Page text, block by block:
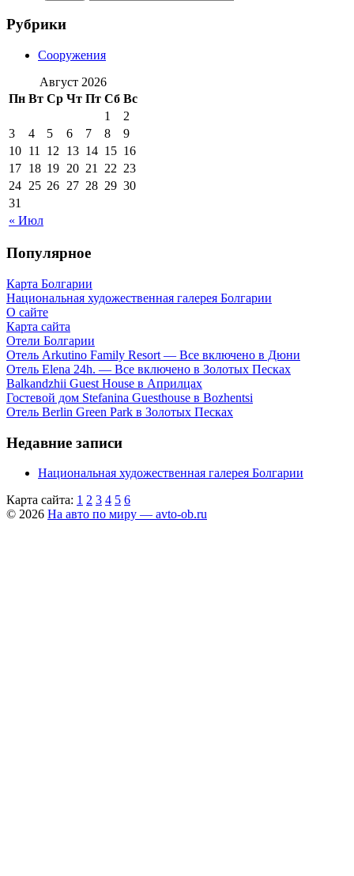
Рубрики
Сооружения
Август 2026
Пн Вт Ср Чт Пт Сб Вс
« Июл
1
2
3
4 5 6 7 8
9
10 11 12 13 14 15 16
17 18 19 20 21 22 23
24 25 26 27 28 29 30
31
Популярное
Карта Болгарии
Национальная художественная галерея Болгарии
О сайте
Карта сайта
Отели Болгарии
Отель Arkutino Family Resort — Все включено в Дюни
Отель Elena 24h. — Все включено в Золотых Песках
Balkandzhii Guest House в Априлцах
Гостевой дом Stefanina Guesthouse в Bozhentsi
Отель Berlin Green Park в Золотых Песках
Недавние записи
Национальная художественная галерея Болгарии
Карта сайта: 1 2 3 4 5 6
© 2026 На авто по миру — avto-ob.ru